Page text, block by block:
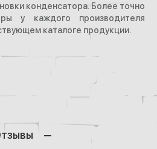
конденсатора. Более точно
у каждого производителя
каталоге продукции.